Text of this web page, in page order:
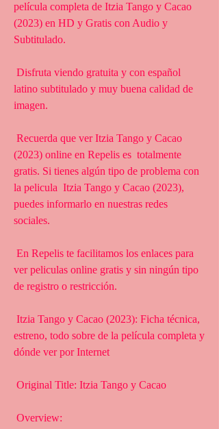
película completa de Itzia Tango y Cacao
(2023) en HD y Gratis con Audio y
Subtitulado.
latino subtitulado y muy buena calidad de
imagen.
(2023) online en Repelis es  totalmente
gratis. Si tienes algún tipo de problema con
la pelicula  Itzia Tango y Cacao (2023),
puedes informarlo en nuestras redes
sociales.
ver peliculas online gratis y sin ningún tipo
de registro o restricción.
estreno, todo sobre de la película completa y
dónde ver por Internet
Original Title: Itzia Tango y Cacao
Overview: